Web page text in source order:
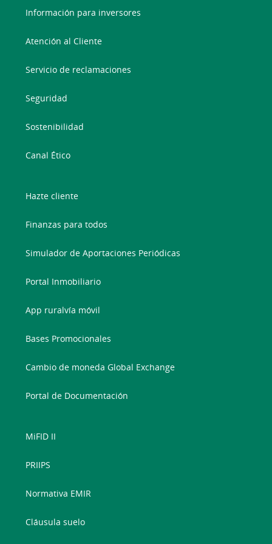
Información para inversores
Atención al Cliente
Servicio de reclamaciones
Seguridad
Sostenibilidad
Canal Ético
Hazte cliente
Finanzas para todos
Simulador de Aportaciones Periódicas
Portal Inmobiliario
App ruralvía móvil
Bases Promocionales
Cambio de moneda Global Exchange
Portal de Documentación
MiFID II
PRIIPS
Normativa EMIR
Cláusula suelo